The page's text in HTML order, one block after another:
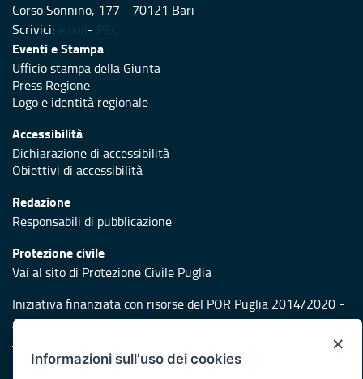
Corso Sonnino, 177 - 70121 Bari
Scrivici: email - PEC
Eventi e Stampa
Ufficio stampa della Giunta
Press Regione
Logo e identità regionale
Accessibilità
Dichiarazione di accessibilità
Obiettivi di accessibilità
Redazione
Responsabili di pubblicazione
Protezione civile
Vai al sito di Protezione Civile Puglia
Iniziativa finanziata con risorse del POR Puglia 2014/2020 -
Asse XI
Note legali
×
Informazioni sull'uso dei cookies